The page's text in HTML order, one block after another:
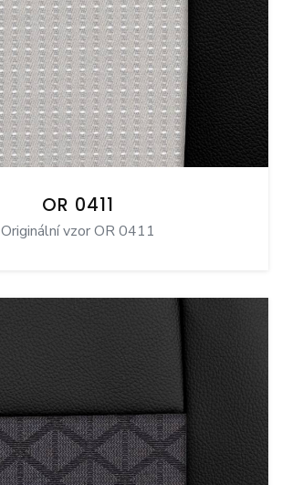
OR 0411
Originální vzor OR 0411